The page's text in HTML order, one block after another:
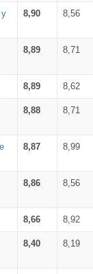
y
8,90 8,56
8,89 8,71
8,89 8,62
8,88 8,71
8,87 8,99
8,86 8,56
8,66 8,92
8,40 8,19